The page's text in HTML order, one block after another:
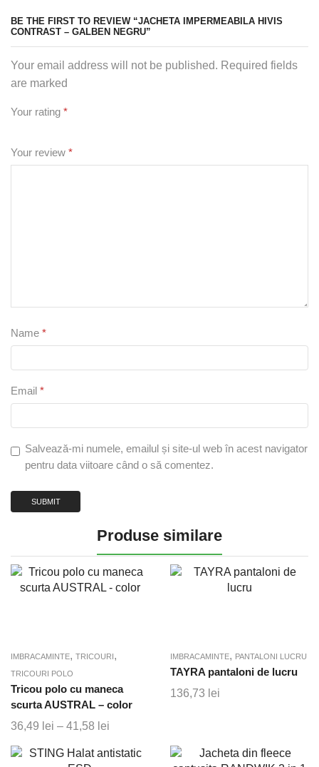
BE THE FIRST TO REVIEW “JACHETA IMPERMEABILA HIVIS
CONTRAST – GALBEN NEGRU”
Your email address will not be published. Required fields
are marked
Your rating *
Your review *
Name *
Email *
Salvează-mi numele, emailul și site-ul web în acest navigator
pentru data viitoare când o să comentez.
Produse similare
IMBRACAMINTE, TRICOURI,
TRICOURI POLO
Tricou polo cu maneca
scurta AUSTRAL – color
36,49 lei – 41,58 lei
prețuri:
IMBRACAMINTE, PANTALONI LUCRU
TAYRA pantaloni de lucru
136,73 lei